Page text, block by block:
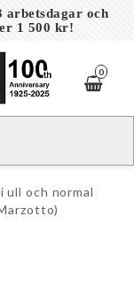
arbetsdagar och
1 500 kr!
0
ull och normal